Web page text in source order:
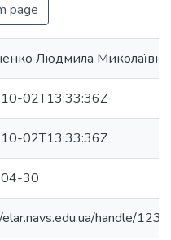
page
Людмила Миколаївна
02T13:33:36Z
02T13:33:36Z
30
handle/